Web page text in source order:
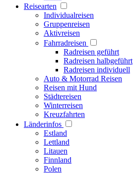
Reisearten
Individualreisen
Gruppenreisen
Aktivreisen
Fahrradreisen
Radreisen geführt
Radreisen halbgeführt
Radreisen individuell
Auto & Motorrad Reisen
Reisen mit Hund
Städtereisen
Winterreisen
Kreuzfahrten
Länderinfos
Estland
Lettland
Litauen
Finnland
Polen